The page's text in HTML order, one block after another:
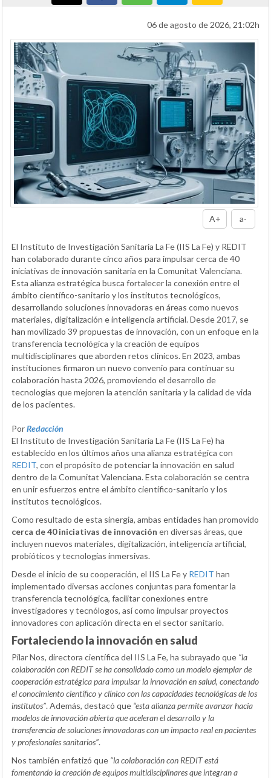
06 de agosto de 2026, 21:02h
A+ a-
El Instituto de Investigación Sanitaria La Fe (IIS La Fe) y REDIT
han colaborado durante cinco años para impulsar cerca de 40
iniciativas de innovación sanitaria en la Comunitat Valenciana.
Esta alianza estratégica busca fortalecer la conexión entre el
ámbito científico-sanitario y los institutos tecnológicos,
desarrollando soluciones innovadoras en áreas como nuevos
materiales, digitalización e inteligencia artificial. Desde 2017, se
han movilizado 39 propuestas de innovación, con un enfoque en la
transferencia tecnológica y la creación de equipos
multidisciplinares que aborden retos clínicos. En 2023, ambas
instituciones firmaron un nuevo convenio para continuar su
colaboración hasta 2026, promoviendo el desarrollo de
tecnologías que mejoren la atención sanitaria y la calidad de vida
de los pacientes.
PorRedacción
El Instituto de Investigación Sanitaria La Fe (IIS La Fe) ha
establecido en los últimos años una alianza estratégica con
REDIT, con el propósito de potenciar la innovación en salud
dentro de la Comunitat Valenciana. Esta colaboración se centra
en unir esfuerzos entre el ámbito científico-sanitario y los
institutos tecnológicos.
Como resultado de esta sinergia, ambas entidades han promovido
cerca de 40 iniciativas de innovación en diversas áreas, que
incluyen nuevos materiales, digitalización, inteligencia artificial,
probióticos y tecnologías inmersivas.
Desde el inicio de su cooperación, el IIS La Fe y REDIT han
implementado diversas acciones conjuntas para fomentar la
transferencia tecnológica, facilitar conexiones entre
investigadores y tecnólogos, así como impulsar proyectos
innovadores con aplicación directa en el sector sanitario.
Fortaleciendo la innovación en salud
Pilar Nos, directora científica del IIS La Fe, ha subrayado que “la
colaboración con REDIT se ha consolidado como un modelo ejemplar de
cooperación estratégica para impulsar la innovación en salud, conectando
el conocimiento científico y clínico con las capacidades tecnológicas de los
institutos”. Además, destacó que “esta alianza permite avanzar hacia
modelos de innovación abierta que aceleran el desarrollo y la
transferencia de soluciones innovadoras con un impacto real en pacientes
y profesionales sanitarios”.
Nos también enfatizó que “la colaboración con REDIT está
fomentando la creación de equipos multidisciplinares que integran a